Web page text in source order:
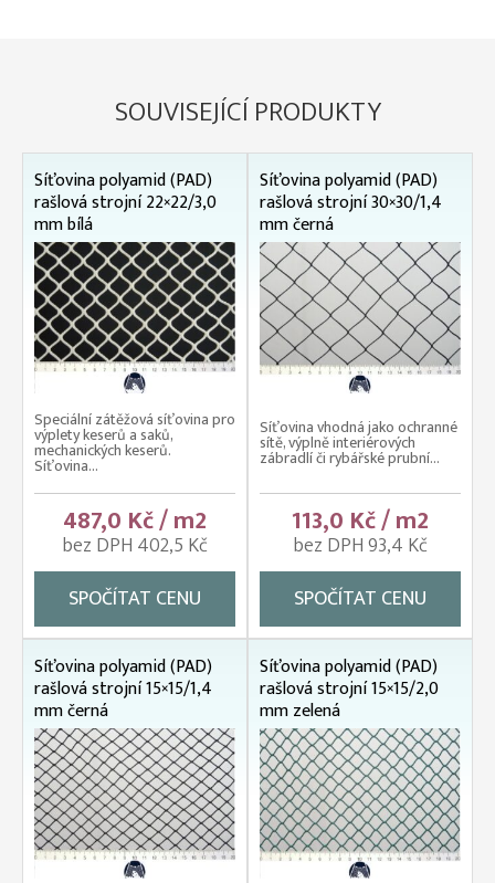
SOUVISEJÍCÍ PRODUKTY
Síťovina polyamid (PAD)
rašlová strojní 22×22/3,0
mm bílá
Speciální zátěžová síťovina pro
výplety keserů a saků,
mechanických keserů.
Síťovina...
487,0 Kč / m2
bez DPH 402,5 Kč
SPOČÍTAT CENU
Síťovina polyamid (PAD)
rašlová strojní 30×30/1,4
mm černá
Síťovina vhodná jako ochranné
sítě, výplně interiérových
zábradlí či rybářské prubní...
113,0 Kč / m2
bez DPH 93,4 Kč
SPOČÍTAT CENU
Síťovina polyamid (PAD)
rašlová strojní 15×15/1,4
mm černá
Síťovina polyamid (PAD)
rašlová strojní 15×15/2,0
mm zelená